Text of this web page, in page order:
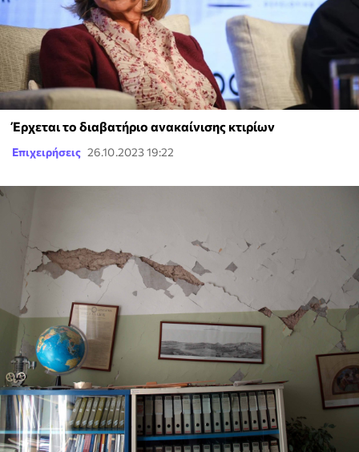
Έρχεται το διαβατήριο ανακαίνισης κτιρίων
Επιχειρήσεις 26.10.2023 19:22